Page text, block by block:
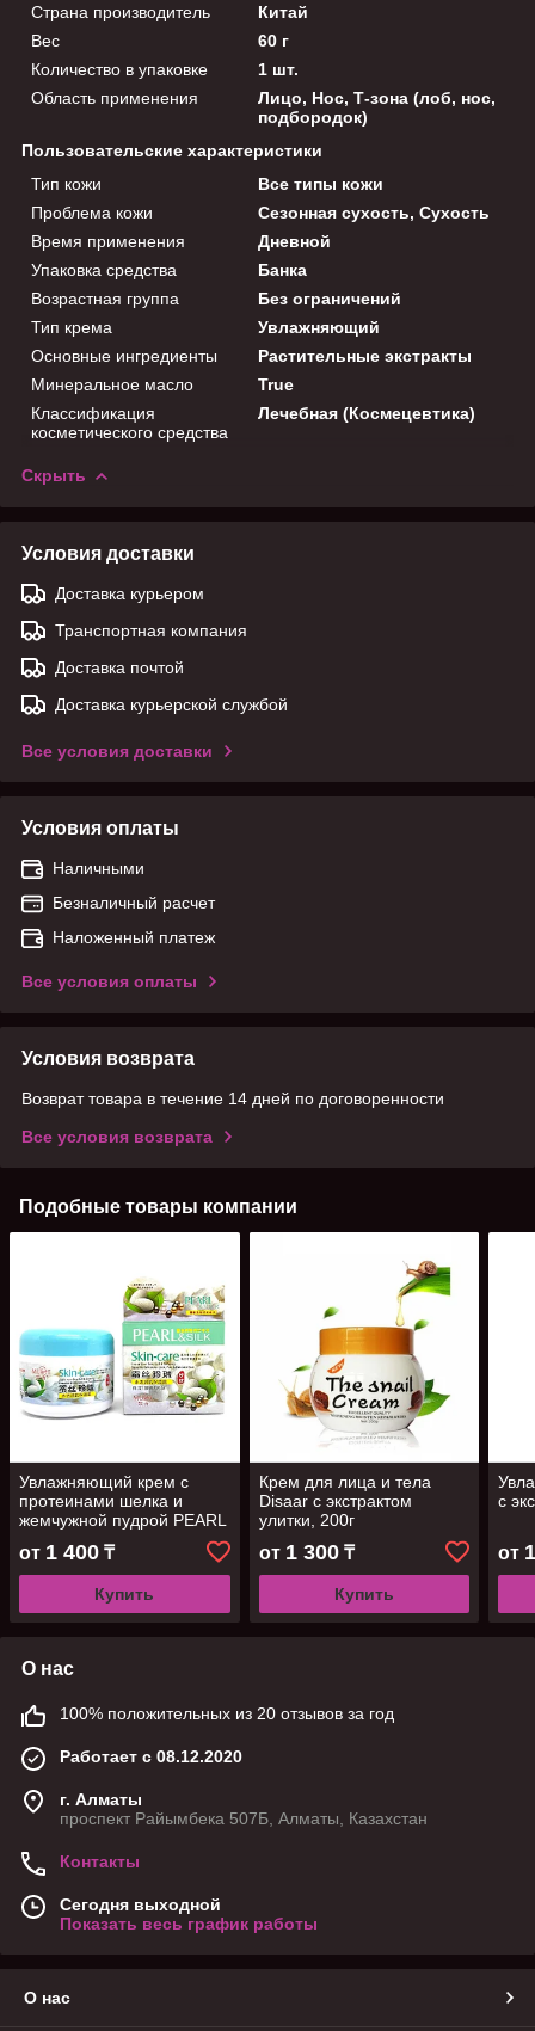
Страна производитель
Китай
Вес
60 г
Количество в упаковке
1 шт.
Область применения
Лицо, Нос, Т-зона (лоб, нос,
подбородок)
Пользовательские характеристики
Тип кожи
Все типы кожи
Проблема кожи
Сезонная сухость, Сухость
Время применения
Дневной
Упаковка средства
Банка
Возрастная группа
Без ограничений
Тип крема
Увлажняющий
Основные ингредиенты
Растительные экстракты
Минеральное масло
True
Классификация
косметического средства
Лечебная (Космецевтика)
Скрыть
Условия доставки
Доставка курьером
Транспортная компания
Доставка почтой
Доставка курьерской службой
Все условия доставки
Условия оплаты
Наличными
Безналичный расчет
Наложенный платеж
Все условия оплаты
Условия возврата
Возврат товара в течение 14 дней по договоренности
Все условия возврата
Подобные товары компании
Увлажняющий крем с
протеинами шелка и
жемчужной пудрой PEARL
AND SILK (MUSHI), 85 г
от 1 400 ₸
Купить
Крем для лица и тела
Disaar с экстрактом
улитки, 200г
от 1 300₸
Купить
с
от
О нас
100% положительных из 20 отзывов за год
Работает с 08.12.2020
г. Алматы
проспект Райымбека 507Б, Алматы, Казахстан
Контакты
Сегодня выходной
Показать весь график работы
О нас